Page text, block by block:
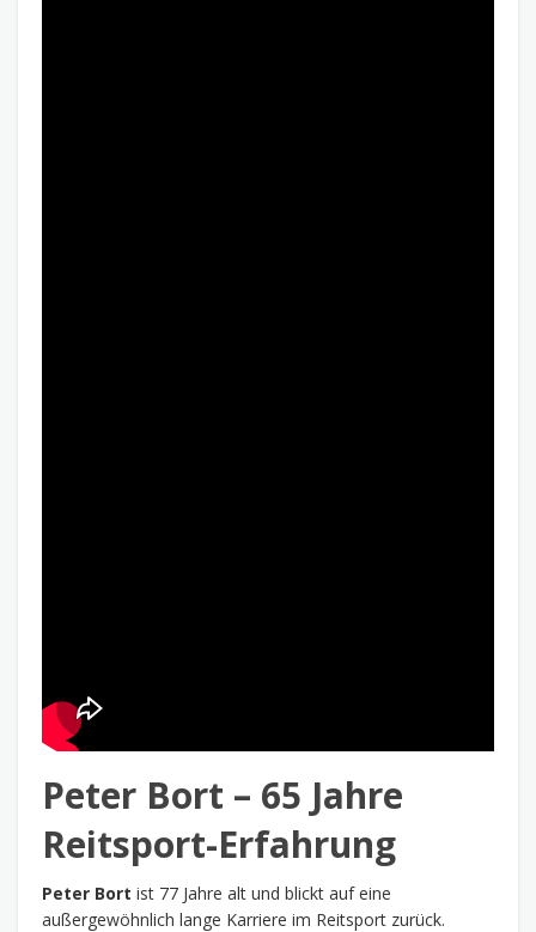
Peter Bort – 65 Jahre
Reitsport-Erfahrung
Peter Bort ist 77 Jahre alt und blickt auf eine
außergewöhnlich lange Karriere im Reitsport zurück.